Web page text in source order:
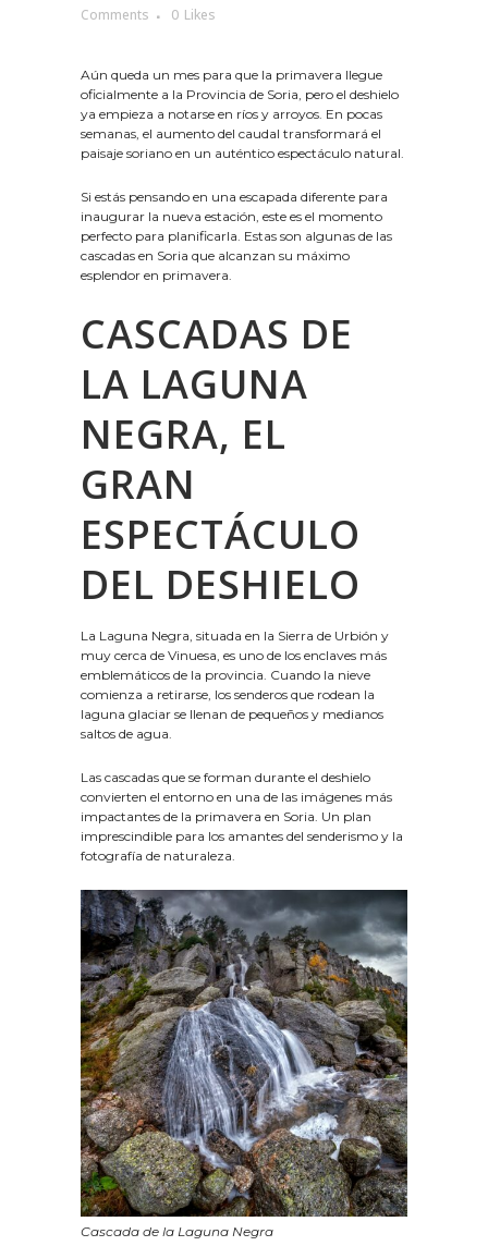
Comments
0 Likes
Aún queda un mes para que la primavera llegue
oficialmente a la Provincia de Soria, pero el deshielo
ya empieza a notarse en ríos y arroyos. En pocas
semanas, el aumento del caudal transformará el
paisaje soriano en un auténtico espectáculo natural.
Si estás pensando en una escapada diferente para
inaugurar la nueva estación, este es el momento
perfecto para planificarla. Estas son algunas de las
cascadas en Soria que alcanzan su máximo
esplendor en primavera.
CASCADAS DE
LA LAGUNA
NEGRA, EL
GRAN
ESPECTÁCULO
DEL DESHIELO
La Laguna Negra, situada en la Sierra de Urbión y
muy cerca de Vinuesa, es uno de los enclaves más
emblemáticos de la provincia. Cuando la nieve
comienza a retirarse, los senderos que rodean la
laguna glaciar se llenan de pequeños y medianos
saltos de agua.
Las cascadas que se forman durante el deshielo
convierten el entorno en una de las imágenes más
impactantes de la primavera en Soria. Un plan
imprescindible para los amantes del senderismo y la
fotografía de naturaleza.
Cascada de la Laguna Negra